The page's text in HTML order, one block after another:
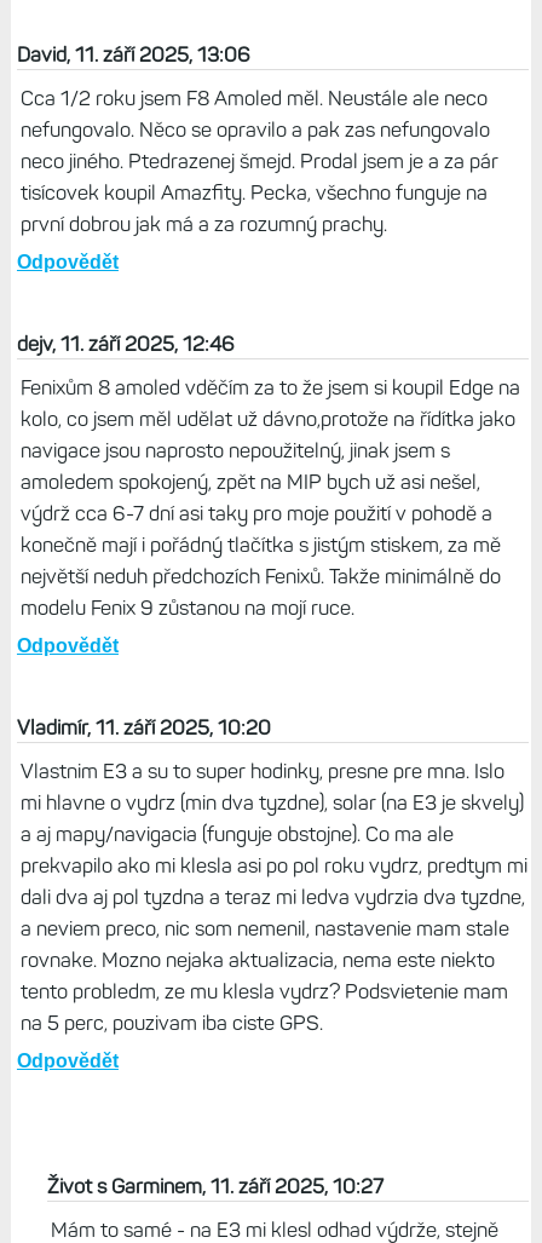
David, 11. září 2025, 13:06
Cca 1/2 roku jsem F8 Amoled měl. Neustále ale neco
nefungovalo. Něco se opravilo a pak zas nefungovalo
neco jiného. Ptedrazenej šmejd. Prodal jsem je a za pár
tisícovek koupil Amazfity. Pecka, všechno funguje na
první dobrou jak má a za rozumný prachy.
Odpovědět
dejv, 11. září 2025, 12:46
Fenixům 8 amoled vděčím za to že jsem si koupil Edge na
kolo, co jsem měl udělat už dávno,protože na řídítka jako
navigace jsou naprosto nepoužitelný, jinak jsem s
amoledem spokojený, zpět na MIP bych už asi nešel,
výdrž cca 6-7 dní asi taky pro moje použití v pohodě a
konečně mají i pořádný tlačítka s jistým stiskem, za mě
největší neduh předchozích Fenixů. Takže minimálně do
modelu Fenix 9 zůstanou na mojí ruce.
Odpovědět
Vladimír, 11. září 2025, 10:20
Vlastnim E3 a su to super hodinky, presne pre mna. Islo
mi hlavne o vydrz (min dva tyzdne), solar (na E3 je skvely)
a aj mapy/navigacia (funguje obstojne). Co ma ale
prekvapilo ako mi klesla asi po pol roku vydrz, predtym mi
dali dva aj pol tyzdna a teraz mi ledva vydrzia dva tyzdne,
a neviem preco, nic som nemenil, nastavenie mam stale
rovnake. Mozno nejaka aktualizacia, nema este niekto
tento probledm, ze mu klesla vydrz? Podsvietenie mam
na 5 perc, pouzivam iba ciste GPS.
Odpovědět